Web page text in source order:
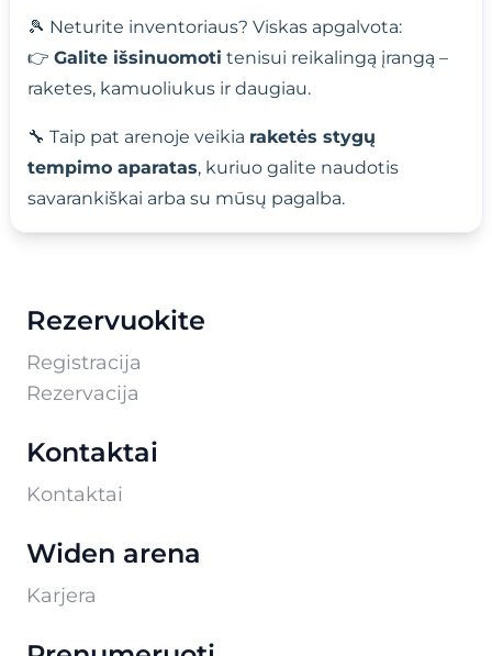
🎾 Neturite inventoriaus? Viskas apgalvota:
👉 Galite išsinuomoti tenisui reikalingą įrangą –
raketes, kamuoliukus ir daugiau.
🔧 Taip pat arenoje veikia raketės stygų
tempimo aparatas, kuriuo galite naudotis
savarankiškai arba su mūsų pagalba.
Rezervuokite
Registracija
Rezervacija
Kontaktai
Kontaktai
Widen arena
Karjera